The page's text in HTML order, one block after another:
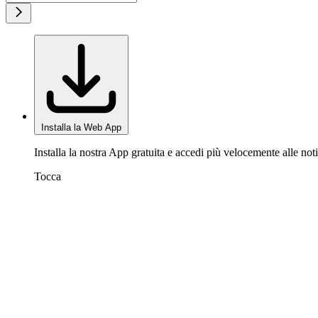
Installa la Web App
Installa la nostra App gratuita e accedi più velocemente alle
Tocca